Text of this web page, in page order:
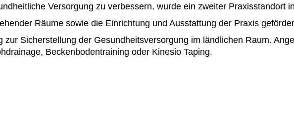
Versorgung zu verbessern, wurde ein zweiter Praxisstandort
Räume sowie die Einrichtung und Ausstattung der Praxis
Sicherstellung der Gesundheitsversorgung im ländlichen Raum.
Beckenbodentraining oder Kinesio Taping.